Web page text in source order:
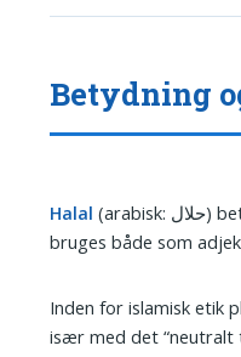
Betydning
Halal (arabisk: حلال) betegner det, der er tilladt ifølge islamisk ret (sharia/fiqh). Ordet
bruges både som
Inden for islamisk etik
især med det “neutralt